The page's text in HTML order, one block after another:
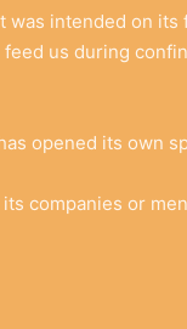
intended on
us during
opened its own
companies or